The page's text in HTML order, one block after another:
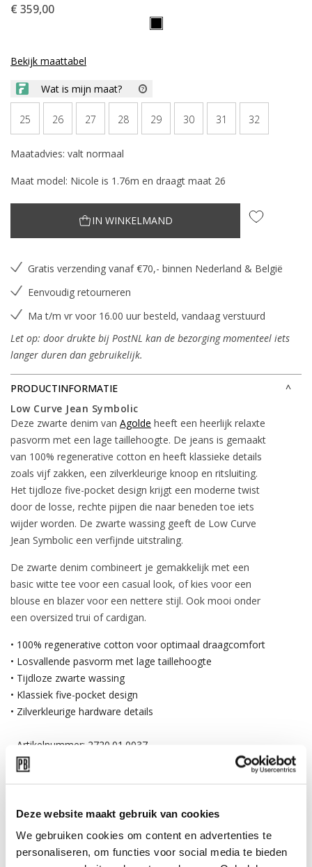
Deze website maakt gebruik van cookies
We gebruiken cookies om content en advertenties te
personaliseren, om functies voor social media te bieden
€ 359,00
Bekijk maattabel
25 26 27 28 29 30 31 32
Maatadvies: valt normaal
Maat model: Nicole is 1.76m en draagt maat 26
IN WINKELMAND
Gratis verzending vanaf €70,- binnen Nederland & België
Eenvoudig retourneren
Ma t/m vr voor 16.00 uur besteld, vandaag verstuurd
Let op: door drukte bij PostNL kan de bezorging momenteel iets
langer duren dan gebruikelijk.
PRODUCTINFORMATIE
Low Curve Jean Symbolic
Deze zwarte denim van Agolde heeft een heerlijk relaxte
pasvorm met een lage taillehoogte. De jeans is gemaakt
van 100% regenerative cotton en heeft klassieke details
zoals vijf zakken, een zilverkleurige knoop en ritsluiting.
Het tijdloze five-pocket design krijgt een moderne twist
door de losse, rechte pijpen die naar beneden toe iets
wijder worden. De zwarte wassing geeft de Low Curve
Jean Symbolic een verfijnde uitstraling.
De zwarte denim combineert je gemakkelijk met een
basic witte tee voor een casual look, of kies voor een
blouse en blazer voor een nettere stijl. Ook mooi onder
een oversized trui of cardigan.
• 100% regenerative cotton voor optimaal draagcomfort
• Losvallende pasvorm met lage taillehoogte
• Tijdloze zwarte wassing
• Klassiek five-pocket design
• Zilverkleurige hardware details
- Artikelnummer: 2720.01.0037
SPECIFICATIES
Shop the look